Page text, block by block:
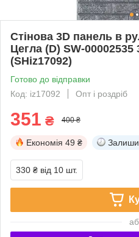
Стінова 3D панель в
Цегла (D) SW-
(SHiz17092)
Готово до відправки
Код: iz17092
Опт і роздріб
351 ₴ 400 ₴
Економія 49 ₴
330 ₴ від 10 шт.